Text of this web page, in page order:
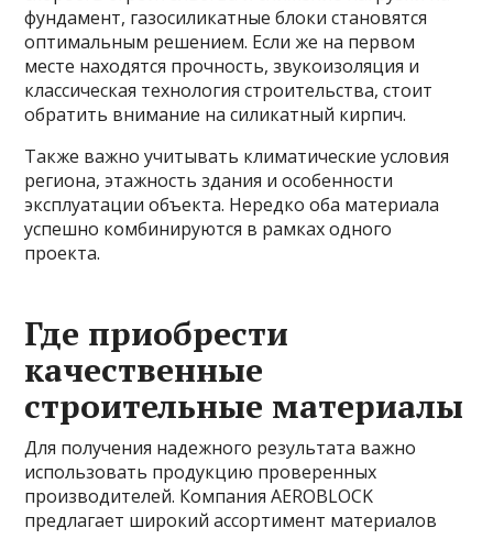
фундамент, газосиликатные блоки становятся
оптимальным решением. Если же на первом
месте находятся прочность, звукоизоляция и
классическая технология строительства, стоит
обратить внимание на силикатный кирпич.
Также важно учитывать климатические условия
региона, этажность здания и особенности
эксплуатации объекта. Нередко оба материала
успешно комбинируются в рамках одного
проекта.
Где приобрести
качественные
строительные материалы
Для получения надежного результата важно
использовать продукцию проверенных
производителей. Компания AEROBLOCK
предлагает широкий ассортимент материалов